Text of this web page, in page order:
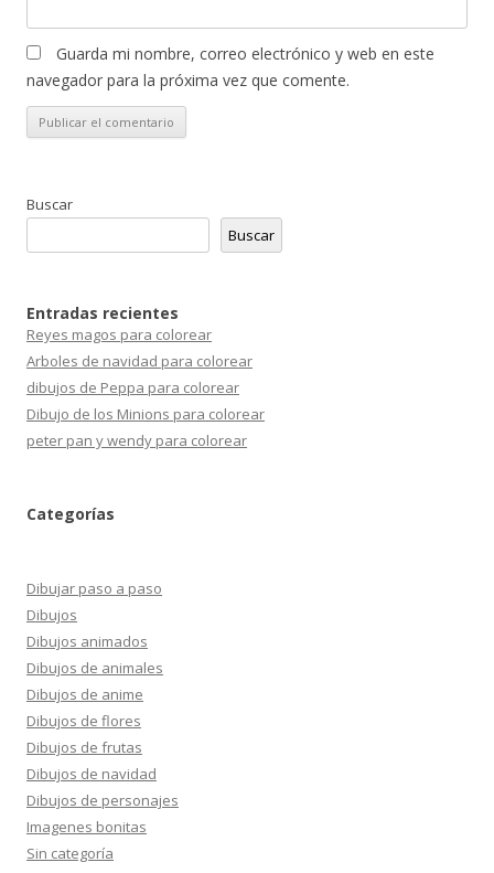
Guarda mi nombre, correo electrónico y web en este
navegador para la próxima vez que comente.
Buscar
Buscar
Entradas recientes
Reyes magos para colorear
Arboles de navidad para colorear
dibujos de Peppa para colorear
Dibujo de los Minions para colorear
peter pan y wendy para colorear
Categorías
Dibujar paso a paso
Dibujos
Dibujos animados
Dibujos de animales
Dibujos de anime
Dibujos de flores
Dibujos de frutas
Dibujos de navidad
Dibujos de personajes
Imagenes bonitas
Sin categoría